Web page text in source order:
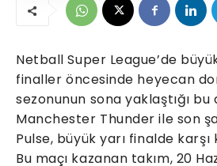
Netball Super League’de
finaller öncesinde heyecan
sezonunun sona yaklaştığı
Manchester Thunder ile son
Pulse, büyük yarı finalde karşı
Bu maçı kazanan takım, 20